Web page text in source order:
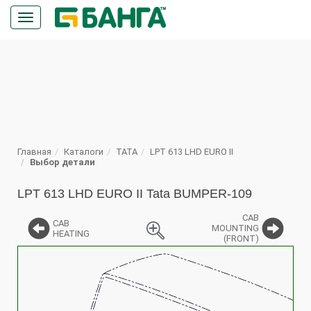
Кнопка
меню
Главная Каталоги TATA
LPT 613 LHD EURO II
Выбор детали
LPT 613 LHD EURO II Tata BUMPER-109
CAB
HEATING
%
CAB
MOUNTING
(FRONT)